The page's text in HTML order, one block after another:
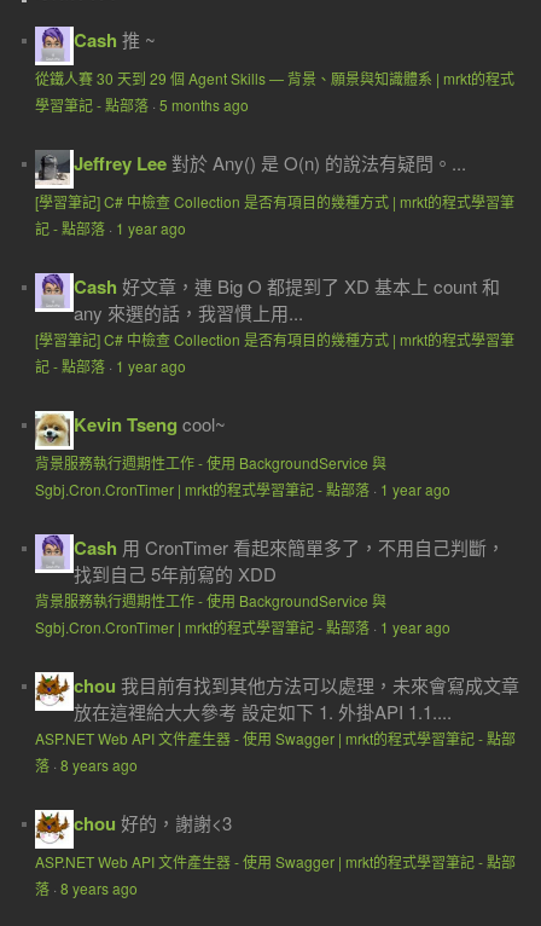
Cash 推 ~
從鐵人賽 30 天到 29 個 Agent Skills — 背景、願景與知識體系 | mrkt的程式
學習筆記 - 點部落· 5 months ago
Jeffrey Lee對於 Any() 是 O(n) 的說法有疑問。...
[學習筆記] C# 中檢查 Collection 是否有項目的幾種方式 | mrkt的程式學習筆
記 - 點部落· 1 year ago
Cash 好文章，連 Big O 都提到了 XD 基本上 count 和
any 來選的話，我習慣上用...
[學習筆記] C# 中檢查 Collection 是否有項目的幾種方式 | mrkt的程式學習筆
記 - 點部落· 1 year ago
Kevin Tseng cool~
背景服務執行週期性工作 - 使用 BackgroundService 與
Sgbj.Cron.CronTimer | mrkt的程式學習筆記 - 點部落· 1 year ago
Cash 用 CronTimer 看起來簡單多了，不用自己判斷，
找到自己 5年前寫的 XDD
背景服務執行週期性工作 - 使用 BackgroundService 與
Sgbj.Cron.CronTimer | mrkt的程式學習筆記 - 點部落· 1 year ago
chou 我目前有找到其他方法可以處理，未來會寫成文章
放在這裡給大大參考 設定如下 1. 外掛API 1.1....
ASP.NET Web API 文件產生器 - 使用 Swagger | mrkt的程式學習筆記 - 點部
落· 8 years ago
chou 好的，謝謝<3
ASP.NET Web API 文件產生器 - 使用 Swagger | mrkt的程式學習筆記 - 點部
落· 8 years ago